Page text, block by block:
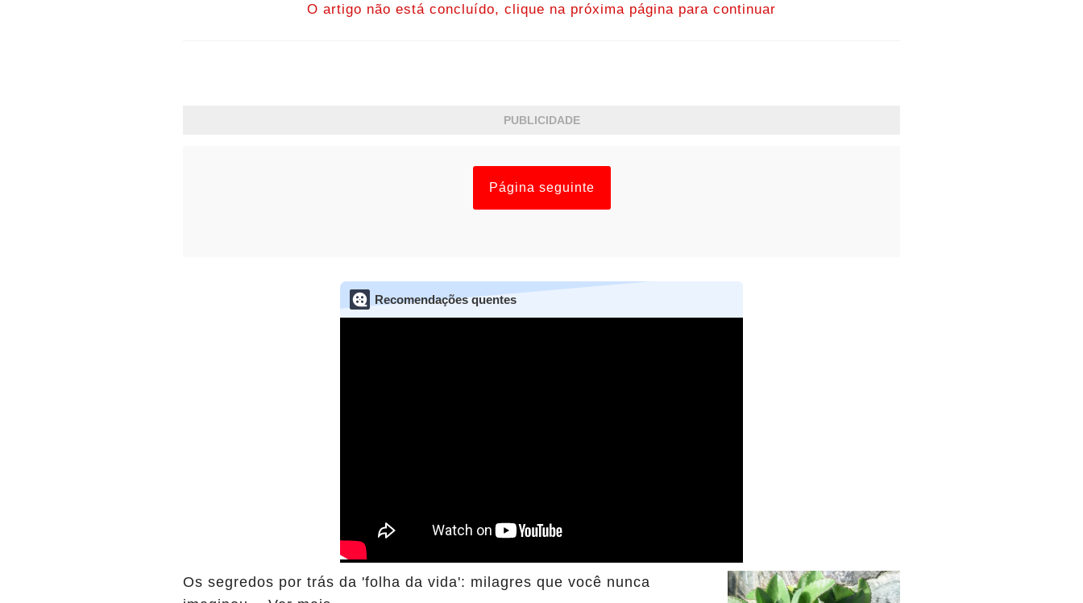
O artigo não está concluído, clique na próxima página para continuar
PUBLICIDADE
Página seguinte
Recomendações quentes
Os segredos por trás da 'folha da vida': milagres que você nunca